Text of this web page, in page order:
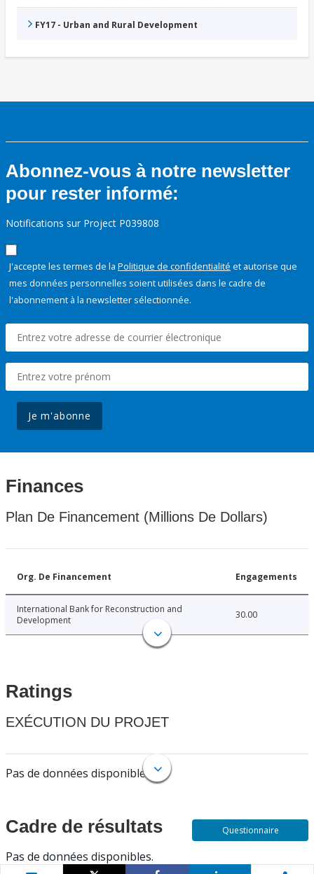
FY17 - Urban and Rural Development
Abonnez-vous à notre newsletter
pour rester informé:
Notifications sur Project P039808
J'accepte les termes de la Politique de confidentialité et autorise que
mes données personnelles soient utilisées dans le cadre de
l'abonnement à la newsletter sélectionnée.
Je m'abonne
Finances
Plan De Financement (Millions De Dollars)
Org. De Financement Engagements
International Bank for Reconstruction and
Development
30.00
Ratings
EXÉCUTION DU PROJET
Pas de données disponibles.
Cadre de résultats
Pas de données disponibles.
Questionnaire